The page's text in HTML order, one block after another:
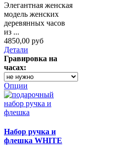
Элегантная женская
модель женских
деревянных часов
из ...
4850,00 руб
Детали
Гравировка на
часах:
Опции
Набор ручка и
флешка WHITE